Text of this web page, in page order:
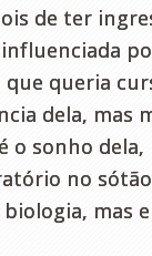
de ter
que queria
dela, mas
sonho dela,
no
mas